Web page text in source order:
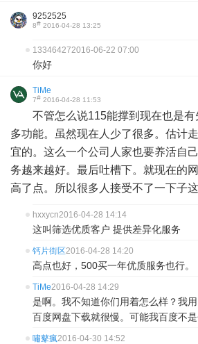
9252525
8# 2016-04-28 13:25
133464272016-06-22 07:00
你好
TiMe
7# 2016-04-28 11:53
不管怎么说115能撑到现在也是
多功能。虽然现在人少了很多。估计
宜的。这么一个公司人家也要养活自
务越来越好。最后吐槽下。就现在的
高了点。所以很多人接受不了一下子
hxxycn2016-04-28 14:14
这叫筛选优质客户 提供差异化服务
钙片街区2016-04-28 14:20
高点也好，500买一年优质服务也行。
TiMe2016-04-28 14:29
是啊。我不知道你们用着怎么样？我
百度网盘下载就很慢。可能我百度不是
嘯鼕瘋2016-04-30 14:52